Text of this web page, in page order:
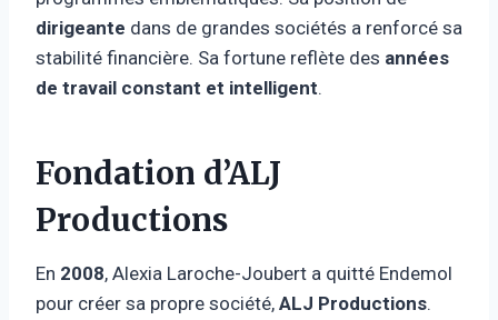
dirigeante dans de grandes sociétés a renforcé sa
stabilité financière. Sa fortune reflète des années
de travail constant et intelligent.
Fondation d’ALJ
Productions
En 2008, Alexia Laroche-Joubert a quitté Endemol
pour créer sa propre société, ALJ Productions.